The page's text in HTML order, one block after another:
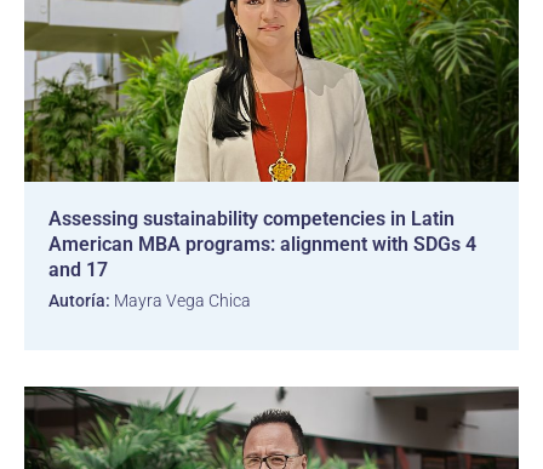
Assessing sustainability competencies in Latin
American MBA programs: alignment with SDGs 4
and 17
Autoría: Mayra Vega Chica